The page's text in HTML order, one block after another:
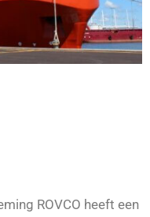
ROVCO heeft een